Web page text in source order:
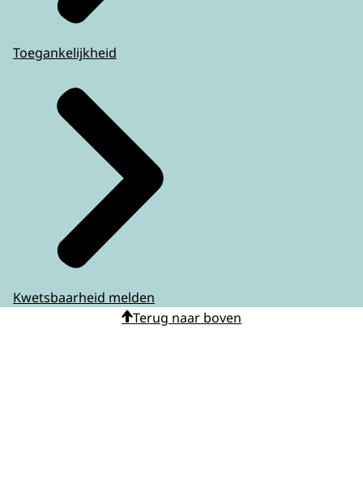
Toegankelijkheid
Kwetsbaarheid melden
Terug naar boven